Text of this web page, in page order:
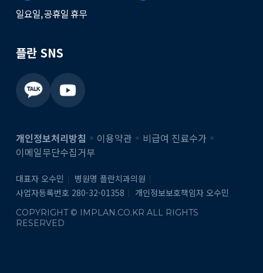
일요일, 공휴일 휴무
플란 SNS
개인정보처리방침 이용약관
비급여 진료수가
이메일무단수집거부
대표자 오수민
병원명 플란치과의원
사업자등록번호 280-32-01358
개인정보보호책임자 오수민
COPYRIGHT © IMPLAN.CO.KR ALL RIGHTS
RESERVED